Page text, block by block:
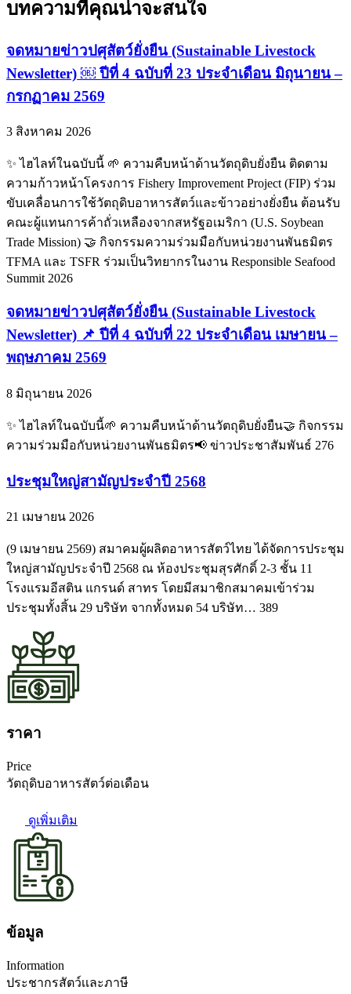
บทความที่คุณน่าจะสนใจ
จดหมายข่าวปศุสัตว์ยั่งยืน (Sustainable Livestock
Newsletter) ￼ ปีที่ 4 ฉบับที่ 23 ประจำเดือน มิถุนายน –
กรกฏาคม 2569
3 สิงหาคม 2026
✨ ไฮไลท์ในฉบับนี้ 🌱 ความคืบหน้าด้านวัตถุดิบยั่งยืน ติดตาม
ความก้าวหน้าโครงการ Fishery Improvement Project (FIP) ร่วม
ขับเคลื่อนการใช้วัตถุดิบอาหารสัตว์และข้าวอย่างยั่งยืน ต้อนรับ
คณะผู้แทนการค้าถั่วเหลืองจากสหรัฐอเมริกา (U.S. Soybean
Trade Mission) 🤝 กิจกรรมความร่วมมือกับหน่วยงานพันธมิตร
TFMA และ TSFR ร่วมเป็นวิทยากรในงาน Responsible Seafood
Summit 2026
จดหมายข่าวปศุสัตว์ยั่งยืน (Sustainable Livestock
Newsletter) 📌 ปีที่ 4 ฉบับที่ 22 ประจำเดือน เมษายน –
พฤษภาคม 2569
8 มิถุนายน 2026
✨ ไฮไลท์ในฉบับนี้🌱 ความคืบหน้าด้านวัตถุดิบยั่งยืน🤝 กิจกรรม
ความร่วมมือกับหน่วยงานพันธมิตร📢 ข่าวประชาสัมพันธ์ 276
ประชุมใหญ่สามัญประจำปี 2568
21 เมษายน 2026
(9 เมษายน 2569) สมาคมผู้ผลิตอาหารสัตว์ไทย ได้จัดการประชุม
ใหญ่สามัญประจำปี 2568 ณ ห้องประชุมสุรศักดิ์ 2-3 ชั้น 11
โรงแรมอีสติน แกรนด์ สาทร โดยมีสมาชิกสมาคมเข้าร่วม
ประชุมทั้งสิ้น 29 บริษัท จากทั้งหมด 54 บริษัท… 389
ราคา
Price
วัตถุดิบอาหารสัตว์ต่อเดือน
ดูเพิ่มเติม
ข้อมูล
Information
ประชากรสัตว์เเละภาษี